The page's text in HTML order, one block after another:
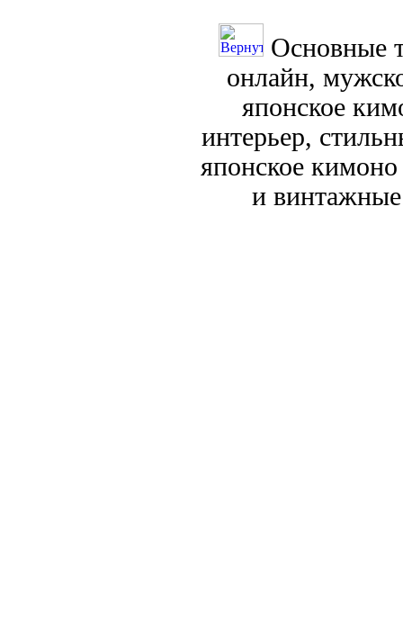
Основные
онлайн,
японское
интерьер,
японское
и